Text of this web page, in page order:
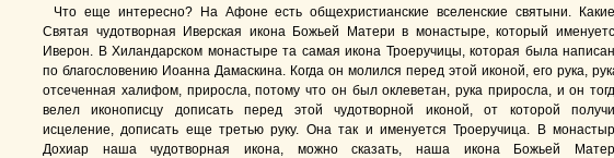
Что еще интересно? На Афоне есть общехристианские вселенские святыни.
Святая чудотворная Иверская икона Божьей Матери в монастыре, который
Иверон. В Хиландарском монастыре та самая икона Троеручицы, которая была
по благословению Иоанна Дамаскина. Когда он молился перед этой иконой, его рука,
отсеченная халифом, приросла, потому что он был оклеветан, рука приросла, и он
велел иконописцу дописать перед этой чудотворной иконой, от которой
исцеление, дописать еще третью руку. Она так и именуется Троеручица. В
Дохиар наша чудотворная икона, можно сказать, наша икона Божьей